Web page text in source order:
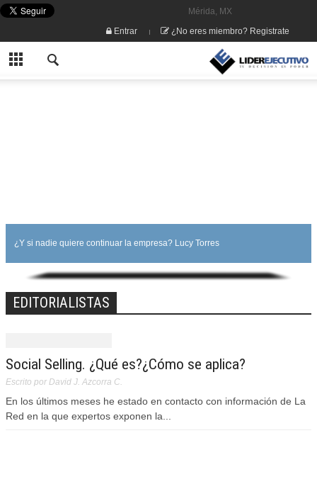
Mérida, MX
Entrar
¿No eres miembro? Registrate
¿Y si nadie quiere continuar la empresa? Lucy Torres
EDITORIALISTAS
Social Selling. ¿Qué es?¿Cómo se aplica?
Escrito por David J. Azcorra C.
En los últimos meses he estado en contacto con información de La
Red en la que expertos exponen la...